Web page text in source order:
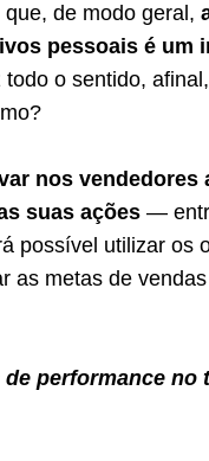
de modo geral,
pessoais é um
o sentido,
nos vendedores
suas ações —
possível utilizar os
as metas de
performance no